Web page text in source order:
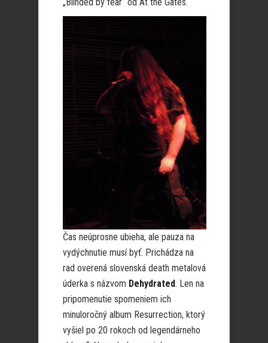
Čas neúprosne ubieha, ale pauza na
vydýchnutie musí byť. Prichádza na
rad overená slovenská death metalová
úderka s názvom Dehydrated. Len na
pripomenutie spomeniem ich
minuloročný album Resurrection, ktorý
vyšiel po 20 rokoch od legendárneho